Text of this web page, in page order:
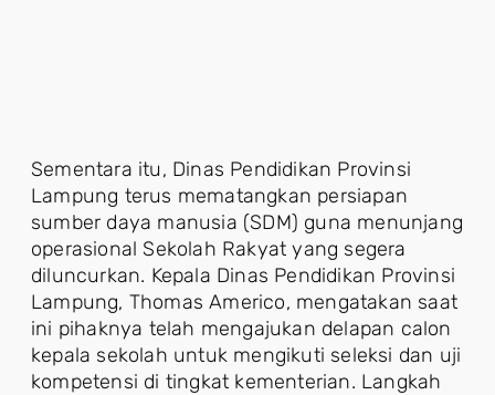
Sementara itu, Dinas Pendidikan Provinsi
Lampung terus mematangkan persiapan
sumber daya manusia (SDM) guna menunjang
operasional Sekolah Rakyat yang segera
diluncurkan. Kepala Dinas Pendidikan Provinsi
Lampung, Thomas Americo, mengatakan saat
ini pihaknya telah mengajukan delapan calon
kepala sekolah untuk mengikuti seleksi dan uji
kompetensi di tingkat kementerian. Langkah